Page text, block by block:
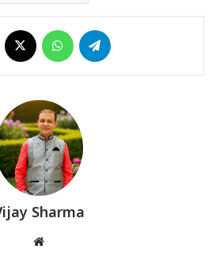
Facebook WhatsApp
Sharma